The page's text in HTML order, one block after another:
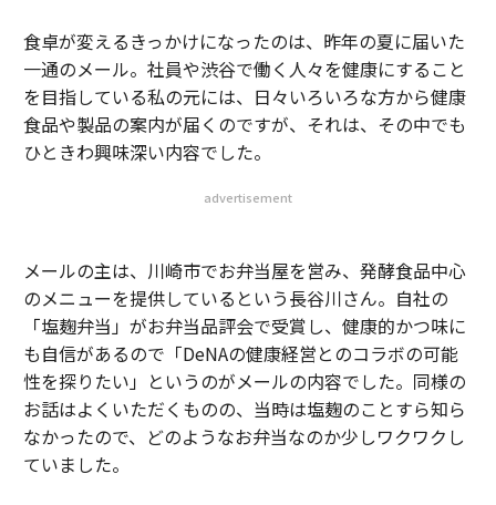
食卓が変えるきっかけになったのは、昨年の夏に届いた
一通のメール。社員や渋谷で働く人々を健康にすること
を目指している私の元には、日々いろいろな方から健康
食品や製品の案内が届くのですが、それは、その中でも
ひときわ興味深い内容でした。
advertisement
メールの主は、川崎市でお弁当屋を営み、発酵食品中心
のメニューを提供しているという長谷川さん。自社の
「塩麹弁当」がお弁当品評会で受賞し、健康的かつ味に
も自信があるので「DeNAの健康経営とのコラボの可能
性を探りたい」というのがメールの内容でした。同様の
お話はよくいただくものの、当時は塩麹のことすら知ら
なかったので、どのようなお弁当なのか少しワクワクし
ていました。